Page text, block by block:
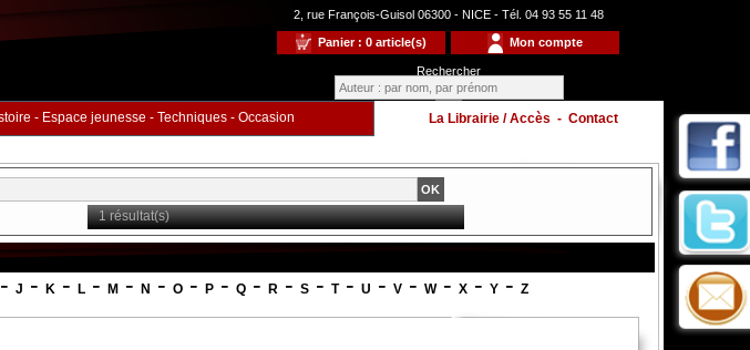
2, rue François-Guisol 06300 - NICE - Tél. 04 93 55 11 48
Panier : 0 article(s) Mon compte
Rechercher
- Espace jeunesse - Techniques - Occasion La Librairie / Accès - Contact
1 résultat(s)
-J -K -L -M -N -O -P -Q -R -S -T-U -V -W-X -Y -Z